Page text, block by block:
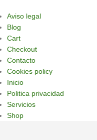
Aviso legal
Blog
Cart
Checkout
Contacto
Cookies policy
Inicio
Politica privacidad
Servicios
Shop